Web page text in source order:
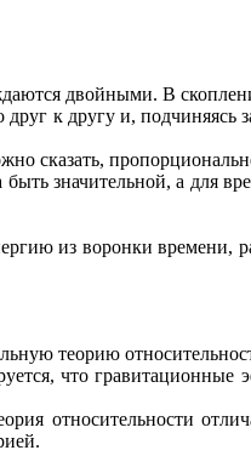
двойными. В
друг к другу и,
сказать,
значительной, а для
из воронки времени,
теорию
что
относительности